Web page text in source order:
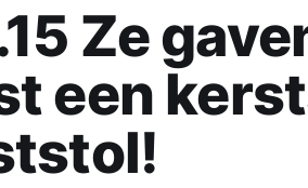
Ze
een